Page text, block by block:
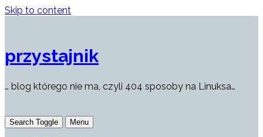
Skip to content
przystajnik
… blog którego nie ma, czyli 404 sposoby na Linuksa…
Search Toggle Menu